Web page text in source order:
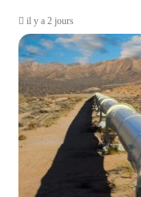
il y a 2 jours